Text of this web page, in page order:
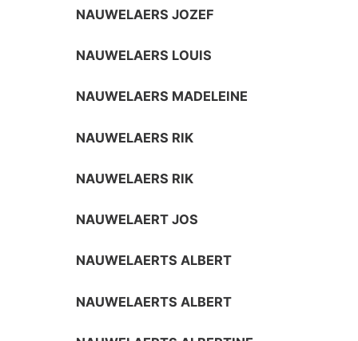
NAUWELAERS JOZEF
NAUWELAERS LOUIS
NAUWELAERS MADELEINE
NAUWELAERS RIK
NAUWELAERS RIK
NAUWELAERT JOS
NAUWELAERTS ALBERT
NAUWELAERTS ALBERT